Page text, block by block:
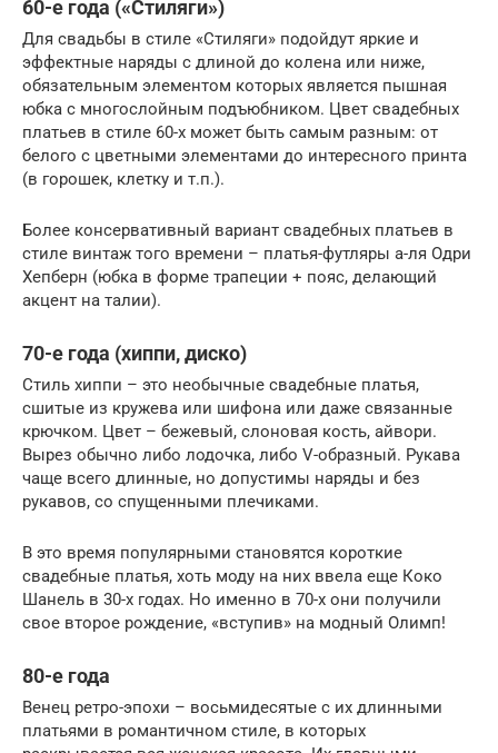
60-е года («Стиляги»)
Для свадьбы в стиле «Стиляги» подойдут яркие и
эффектные наряды с длиной до колена или ниже,
обязательным элементом которых является пышная
юбка с многослойным подъюбником. Цвет свадебных
платьев в стиле 60-х может быть самым разным: от
белого с цветными элементами до интересного принта
(в горошек, клетку и т.п.).
Более консервативный вариант свадебных платьев в
стиле винтаж того времени – платья-футляры а-ля Одри
Хепберн (юбка в форме трапеции + пояс, делающий
акцент на талии).
70-е года (хиппи, диско)
Стиль хиппи – это необычные свадебные платья,
сшитые из кружева или шифона или даже связанные
крючком. Цвет – бежевый, слоновая кость, айвори.
Вырез обычно либо лодочка, либо V-образный. Рукава
чаще всего длинные, но допустимы наряды и без
рукавов, со спущенными плечиками.
В это время популярными становятся короткие
свадебные платья, хоть моду на них ввела еще Коко
Шанель в 30-х годах. Но именно в 70-х они получили
свое второе рождение, «вступив» на модный Олимп!
80-е года
Венец ретро-эпохи – восьмидесятые с их длинными
платьями в романтичном стиле, в которых